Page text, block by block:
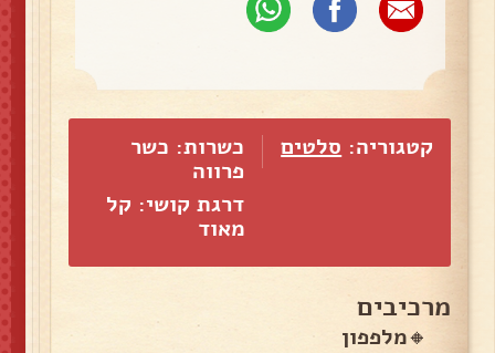
קטגוריה: סלטים
כשרות: כשר
פרווה
דרגת קושי: קל
מאוד
מרכיבים
🔸️מלפפון